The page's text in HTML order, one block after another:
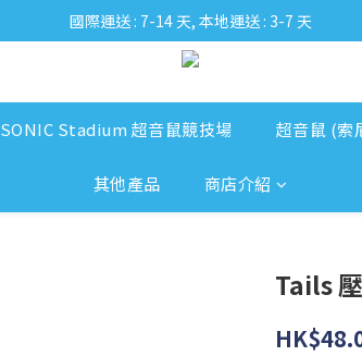
國際運送 : 7-14 天, 本地運送 : 3-7 天
SONIC Stadium 超音鼠競技場 超音鼠 (索
其他產品 商店介紹
Tails